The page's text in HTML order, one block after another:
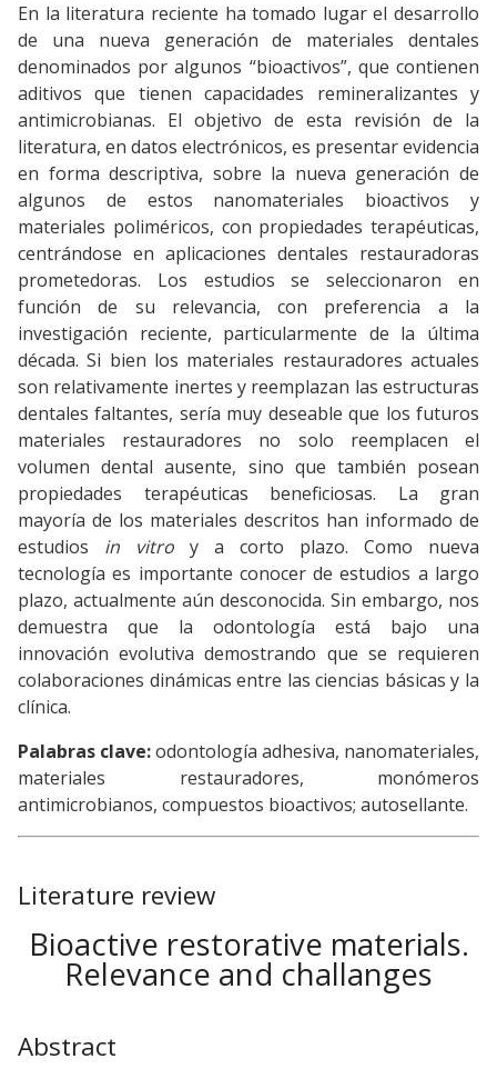
En la literatura reciente ha tomado lugar el desarrollo
de una nueva generación de materiales dentales
denominados por algunos “bioactivos”, que contienen
aditivos que tienen capacidades remineralizantes y
antimicrobianas. El objetivo de esta revisión de la
literatura, en datos electrónicos, es presentar evidencia
en forma descriptiva, sobre la nueva generación de
algunos de estos nanomateriales bioactivos y
materiales poliméricos, con propiedades terapéuticas,
centrándose en aplicaciones dentales restauradoras
prometedoras. Los estudios se seleccionaron en
función de su relevancia, con preferencia a la
investigación reciente, particularmente de la última
década. Si bien los materiales restauradores actuales
son relativamente inertes y reemplazan las estructuras
dentales faltantes, sería muy deseable que los futuros
materiales restauradores no solo reemplacen el
volumen dental ausente, sino que también posean
propiedades terapéuticas beneficiosas. La gran
mayoría de los materiales descritos han informado de
estudios in vitro y a corto plazo. Como nueva
tecnología es importante conocer de estudios a largo
plazo, actualmente aún desconocida. Sin embargo, nos
demuestra que la odontología está bajo una
innovación evolutiva demostrando que se requieren
colaboraciones dinámicas entre las ciencias básicas y la
clínica.
Palabras clave:odontología adhesiva, nanomateriales,
materiales restauradores, monómeros
antimicrobianos, compuestos bioactivos; autosellante.
Literature review
Bioactive restorative materials.
Relevance and challanges
Abstract